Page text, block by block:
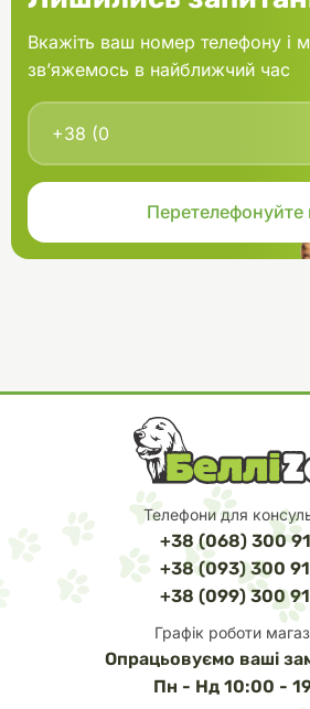
для котів Urinary S/O 85 г
Замовити
Вкажіть ваш номер телефону і
зв’яжемось в найближчий час
Телефони для
+38 (068) 300
+38 (093) 300
+38 (099) 300
Графік роботи
Опрацьовуємо ваші
Пн - Нд 10:00 -